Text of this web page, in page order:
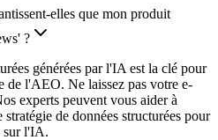
elles que mon produit
?
générées par l'IA est la clé pour
de l'AEO. Ne laissez pas votre e-
experts peuvent vous aider à
de données structurées pour
sur l'IA.